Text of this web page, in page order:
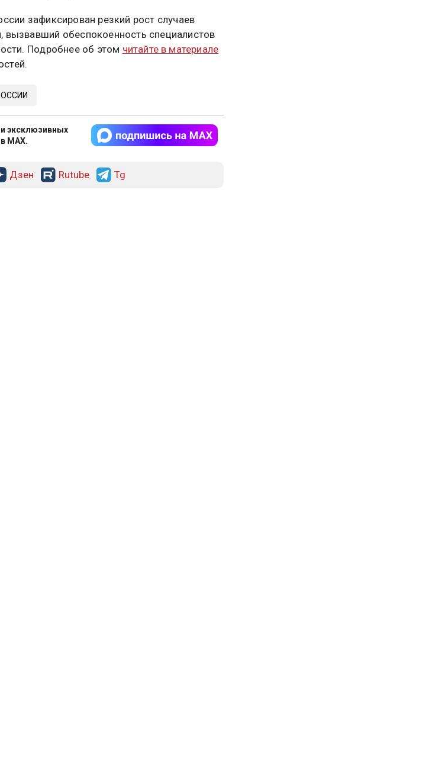
зафиксирован резкий рост случаев
вызвавший обеспокоенность специалистов
Подробнее об этом читайте в материале
эксклюзивных
MAX.
Дзен Rutube Tg